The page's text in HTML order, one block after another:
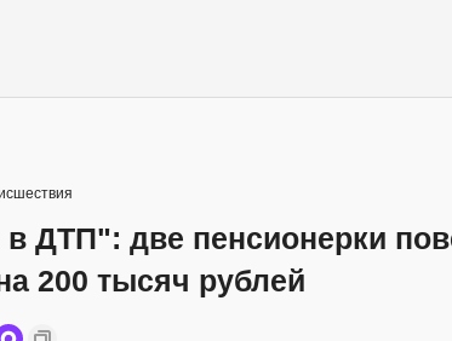
в ДТП": две пенсионерки
200 тысяч рублей